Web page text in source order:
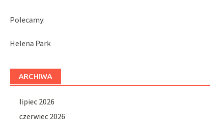
Polecamy:
Helena Park
ARCHIWA
lipiec 2026
czerwiec 2026